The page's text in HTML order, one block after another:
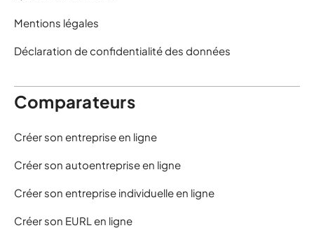
Mentions légales
Déclaration de confidentialité des données
Comparateurs
Créer son entreprise en ligne
Créer son autoentreprise en ligne
Créer son entreprise individuelle en ligne
Créer son EURL en ligne